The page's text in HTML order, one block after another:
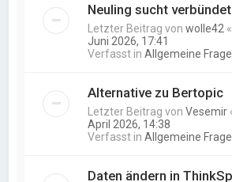
Neuling sucht
Letzter Beitrag vonwolle42 «
Juni 2026, 17:41
Verfasst inAllgemeine
Alternative zu Bertopic
Letzter Beitrag vonVesemir
April 2026, 14:38
Verfasst inAllgemeine
Daten ändern in